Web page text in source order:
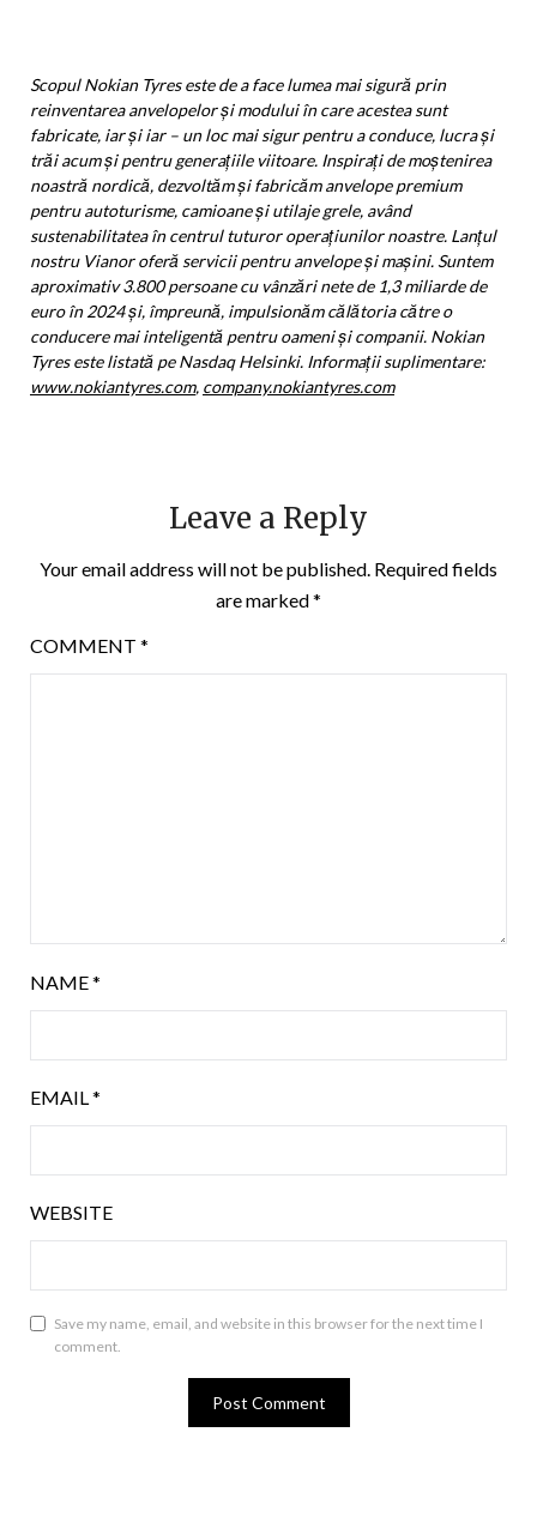
Scopul Nokian Tyres este de a face lumea mai sigură prin
reinventarea anvelopelor și modului în care acestea sunt
fabricate, iar și iar – un loc mai sigur pentru a conduce, lucra și
trăi acum și pentru generațiile viitoare. Inspirați de moștenirea
noastră nordică, dezvoltăm și fabricăm anvelope premium
pentru autoturisme, camioane și utilaje grele, având
sustenabilitatea în centrul tuturor operațiunilor noastre. Lanțul
nostru Vianor oferă servicii pentru anvelope și mașini. Suntem
aproximativ 3.800 persoane cu vânzări nete de 1,3 miliarde de
euro în 2024 și, împreună, impulsionăm călătoria către o
conducere mai inteligentă pentru oameni și companii. Nokian
Tyres este listată pe Nasdaq Helsinki. Informații suplimentare:
www.nokiantyres.com, company.nokiantyres.com
Leave a Reply
Your email address will not be published. Required fields
are marked*
COMMENT *
NAME*
EMAIL*
WEBSITE
Save my name, email, and website in this browser for the next time I
comment.